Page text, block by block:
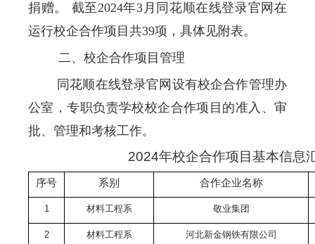
捐赠。 截至2024年3月同花顺在线登录官网在
运行校企合作项目共39项，具体见附表。
二、校企合作项目管理
同花顺在线登录官网设有校企合作管理办
公室，专职负责学校校企合作项目的准入、审
批、管理和考核工作。
2024年校企合作项目基本信息
序号 系别 合作企业名称
1 材料工程系 敬业集团
2 材料工程系 河北新金钢铁有限公司